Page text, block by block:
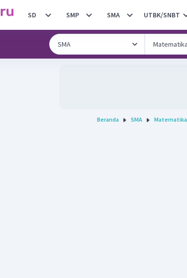
SD SMP SMA UTBK/SNBT
Beranda SMA Matematika